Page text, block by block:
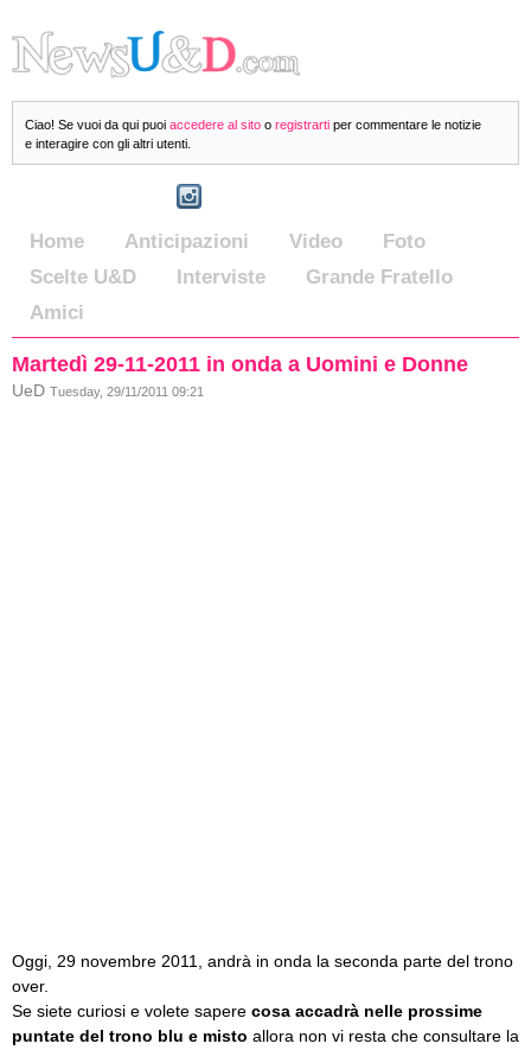
Ciao! Se vuoi da qui puoi accedere al sito o registrarti per commentare le notizie
e interagire con gli altri utenti.
Home Anticipazioni Video
Foto
Scelte U&D
Interviste
Grande Fratello
Amici
Martedì 29-11-2011 in onda a Uomini e Donne
UeD Tuesday, 29/11/2011 09:21
Oggi, 29 novembre 2011, andrà in onda la seconda parte del trono
over.
Se siete curiosi e volete sapere cosa accadrà nelle prossime
puntate del trono blu e misto allora non vi resta che consultare la